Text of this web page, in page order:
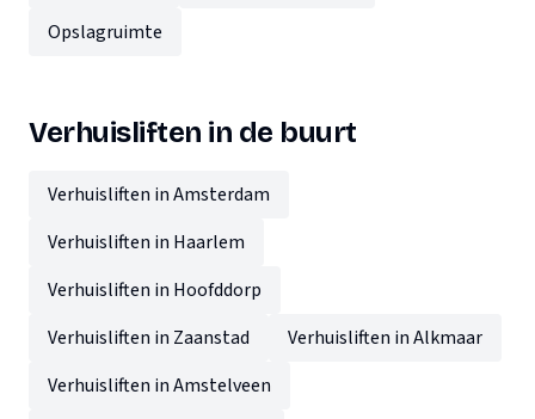
Opslagruimte
Verhuisliften in de buurt
Verhuisliften in Amsterdam
Verhuisliften in Haarlem
Verhuisliften in Hoofddorp
Verhuisliften in Zaanstad
Verhuisliften in Alkmaar
Verhuisliften in Amstelveen